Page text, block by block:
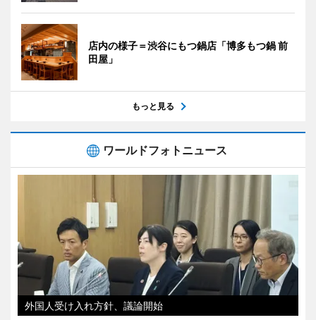
店内の様子＝渋谷にもつ鍋店「博多もつ鍋 前
田屋」
もっと見る
ワールドフォトニュース
外国人受け入れ方針、議論開始